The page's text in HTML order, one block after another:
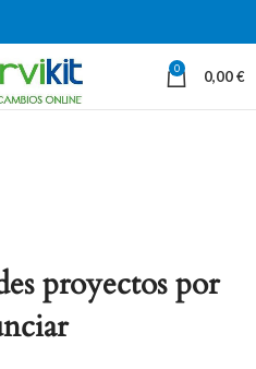
0 0,00€
proyectos por